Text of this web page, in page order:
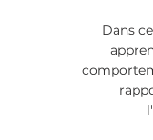
Dans